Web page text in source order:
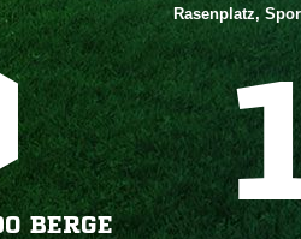
Rasenplatz,
BERGE